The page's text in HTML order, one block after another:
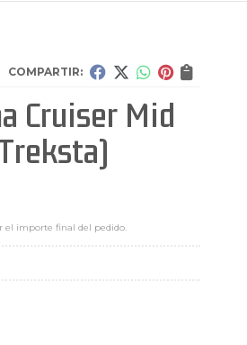
COMPARTIR:
Cruiser Mid
el importe final del pedido.